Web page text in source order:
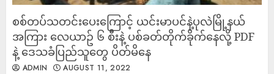
စစ်တပ်သတင်းပေးကြောင့် ယင်းမာပင်နဲ့ပုလဲမြို့နယ်
အကြား လေယာဥ် ၆ စီးနဲ့ ပစ်ခတ်တိုက်ခိုက်နေလို့ PDF
နဲ့ ဒေသခံပြည်သူတွေ ပိတ်မိနေ
ADMIN AUGUST 11, 2022